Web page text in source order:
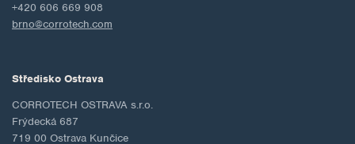
+420 606 669 908
brno@corrotech.com
Středisko Ostrava
CORROTECH OSTRAVA s.r.o.
Frýdecká 687
719 00 Ostrava Kunčice